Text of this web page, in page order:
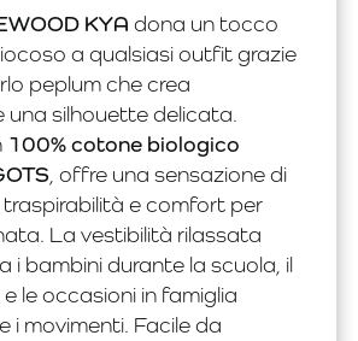
KYA dona un tocco
a qualsiasi outfit grazie
peplum che crea
una silhouette delicata.
100% cotone biologico
, offre una sensazione di
e comfort per
La vestibilità rilassata
i bambini durante la scuola, il
le occasioni in famiglia
i movimenti. Facile da